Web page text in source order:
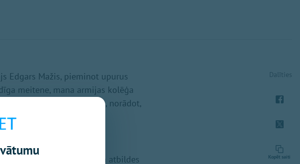
Edgars Mažis, pieminot upurus
meitene, mana armijas kolēģa
mācītājs Pēteris Eisāns, norādot,
draugs. Un viņš atzīst, ka atbildes
Dalīties
Kopēt saiti